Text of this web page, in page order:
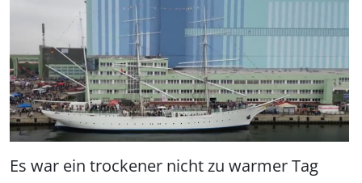
Es war ein trockener nicht zu warmer Tag